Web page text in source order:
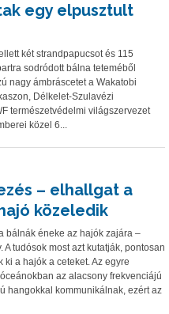
egy elpusztult
két strandpapucsot és 115
sodródott bálna teteméből
nagy ámbráscetet a Wakatobi
Délkelet-Szulavézi
természetvédelmi világszervezet
közel 6...
– elhallgat a
közeledik
bálnák éneke az hajók zajára –
tudósok most azt kutatják, pontosan
ki a hajók a ceteket. Az egyre
az alacsony frekvenciájú
hangokkal kommunikálnak, ezért az